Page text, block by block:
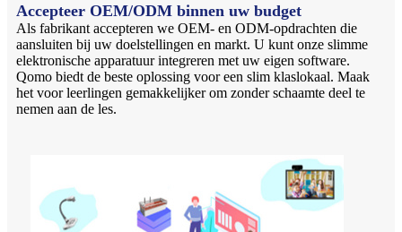
Accepteer OEM/ODM binnen uw budget
Als fabrikant accepteren we OEM- en ODM-opdrachten die
aansluiten bij uw doelstellingen en markt. U kunt onze slimme
elektronische apparatuur integreren met uw eigen software.
Qomo biedt de beste oplossing voor een slim klaslokaal. Maak
het voor leerlingen gemakkelijker om zonder schaamte deel te
nemen aan de les.